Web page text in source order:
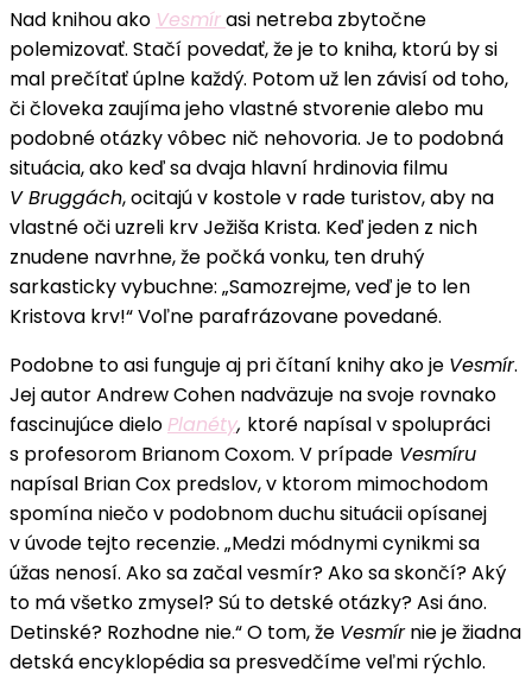
Vesmír
recenzia:
Cesta
vesmírom
je
úžasnejšia,
než
si
dokážeme
predstaviť
Nad knihou ako Vesmírasi netreba zbytočne
polemizovať. Stačí povedať, že je to kniha, ktorú by si
mal prečítať úplne každý. Potom už len závisí od toho,
či človeka zaujíma jeho vlastné stvorenie alebo mu
podobné otázky vôbec nič nehovoria. Je to podobná
situácia, ako keď sa dvaja hlavní hrdinovia filmu
V Bruggách, ocitajú v kostole v rade turistov, aby na
vlastné oči uzreli krv Ježiša Krista. Keď jeden z nich
znudene navrhne, že počká vonku, ten druhý
sarkasticky vybuchne: „Samozrejme, veď je to len
Kristova krv!“ Voľne parafrázovane povedané.
Podobne to asi funguje aj pri čítaní knihy ako je Vesmír.
Jej autor Andrew Cohen nadväzuje na svoje rovnako
fascinujúce dieloPlanéty, ktoré napísal v spolupráci
s profesorom Brianom Coxom. V prípade Vesmíru
napísal Brian Cox predslov, v ktorom mimochodom
spomína niečo v podobnom duchu situácii opísanej
v úvode tejto recenzie. „Medzi módnymi cynikmi sa
úžas nenosí. Ako sa začal vesmír? Ako sa skončí? Aký
to má všetko zmysel? Sú to detské otázky? Asi áno.
Detinské? Rozhodne nie.“ O tom, že Vesmírnie je žiadna
detská encyklopédia sa presvedčíme veľmi rýchlo.